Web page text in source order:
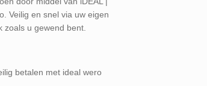
Veilig en snel via uw eigen
zoals u gewend bent.